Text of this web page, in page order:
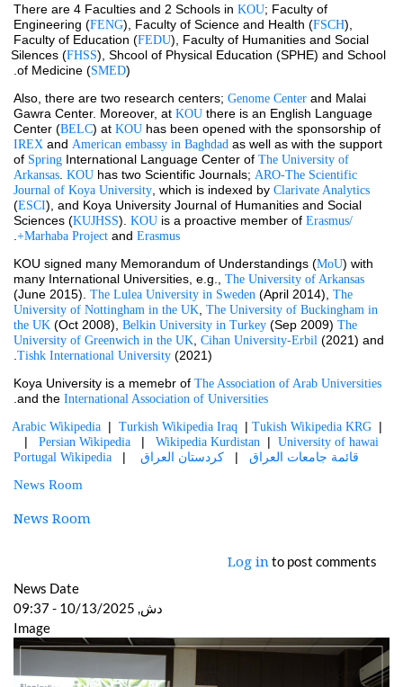
There are 4 Faculties and 2 Schools in KOU; Faculty of
Engineering (FENG), Faculty of Science and Health (FSCH),
Faculty of Education (FEDU), Faculty of Humanities and Social
Silences (FHSS), Shcool of Physical Education (SPHE) and School
of Medicine (SMED).
Also, there are two research centers; Genome Center and Malai
Gawra Center. Moreover, at KOU there is an English Language
Center (BELC) at KOU
IREX and American embassy in Baghdad as well as with the support
of Spring International Language Center of The University of
Arkansas KOU has two Scientific Journals; ARO-The Scientific
Journal of Koya University , which is indexed by Clarivate Analytics
(ESCI), and Koya University Journal of Humanities and Social
Sciences (KUJHSS). KOU is a proactive member of Erasmus/
Marhaba Project and Erasmus+
KOU signed many Memorandum of Understandings (MoU) with
many International Universities, e.g., The University of Arkansas
(June 2015). The Lulea University in Sweden (April 2014), The
University of Nottingham in the UK The University of Buckingham in
the UK (Oct 2008), Belkin University in Turkey (Sep 2009) The
University of Greenwich in the UK Cihan University-Erbil
Tishk International University (2021).
Koya University is a memebr of The Association of Arab Universities
and the International Association of Universities
Arabic Wikipedia | Turkish Wikipedia Iraq | Tukish Wikipedia KRG
Persian Wikipedia | Wikipedia Kurdistan | University of hawai
|
قائمة جامعات العراق | كردستان العراق |
Portugal Wikipedia
News Room
News Room
Log in to post comments
News Date
دش, 10/13/2025 - 09:37
Image